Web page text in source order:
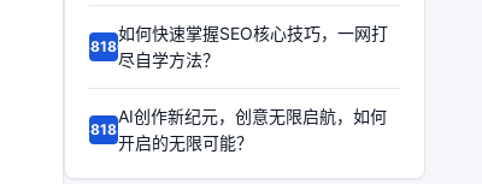
68186
如何快速掌握SEO核心技巧，一网打
尽自学方法？
68185
AI创作新纪元，创意无限启航，如何
开启的无限可能？